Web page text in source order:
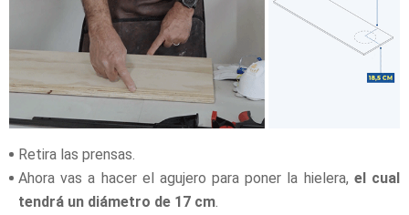
Retira las prensas.
Ahora vas a hacer el agujero para poner la hielera, el cual
tendrá un diámetro de 17 cm